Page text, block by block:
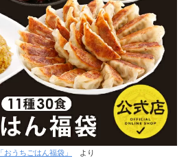
「おうちごはん福袋」 より